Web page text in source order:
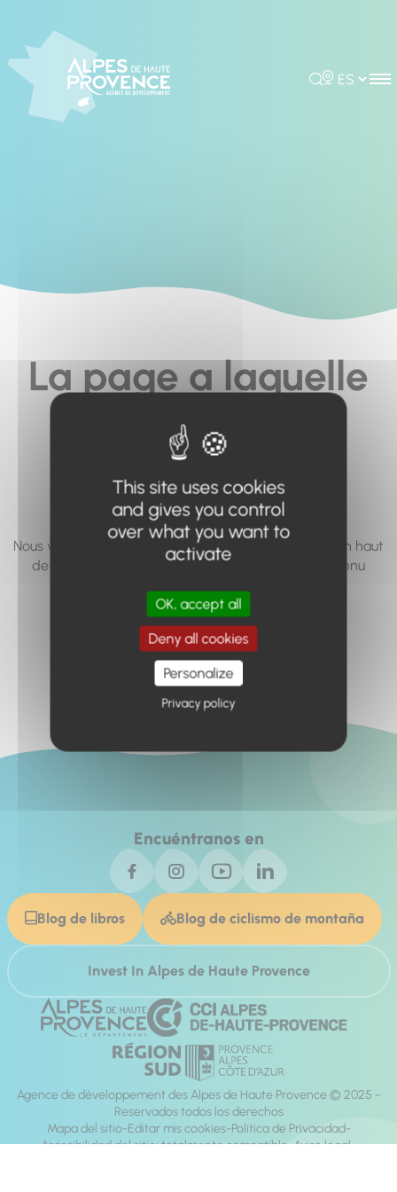
Rechercher
Choisir la
La page a laquelle
vous cherchez à
accéder n'existe
pas... ou plus.
Nous vous invitons à utiliser le moteur de recherche en haut
de page, ou à utiliser le menu pour trouver le contenu
Retour à l'accueil
Encuéntranos en
Blog de libros Blog de ciclismo de montaña
Invest In Alpes de Haute Provence
Agence de développement des Alpes de Haute Provence © 2025 -
Reservados todos los derechos
Mapa del sitio Editar mis cookies Política de Privacidad
Accesibilidad del sitio: totalmente compatible Aviso legal
This site uses cookies
and gives you control
over what you want to
activate
OK, accept all
Deny all cookies
Personalize
Privacy policy